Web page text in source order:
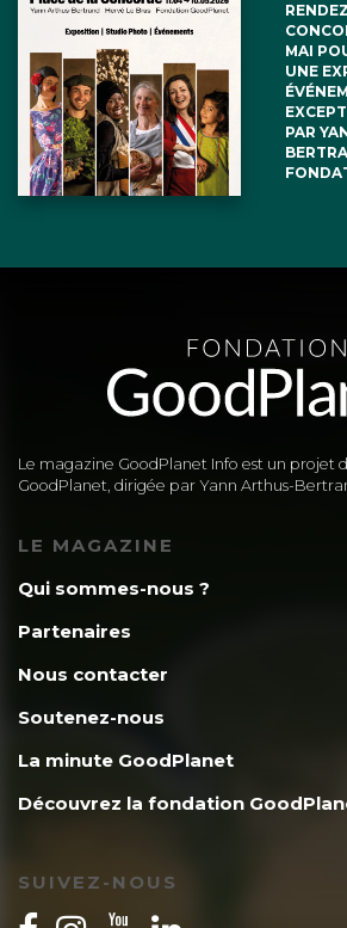
MAI
UNE
PAR
Le magazine GoodPlanet Info est un projet
GoodPlanet, dirigée par Yann Arthus-
LE MAGAZINE
Qui sommes-nous ?
Partenaires
Nous contacter
Soutenez-nous
La minute GoodPlanet
Découvrez la fondation
SUIVEZ-NOUS